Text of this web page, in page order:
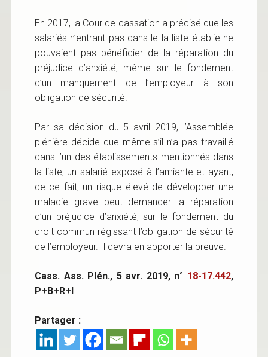
En 2017, la Cour de cassation a précisé que les
salariés n’entrant pas dans le la liste établie ne
pouvaient pas bénéficier de la réparation du
préjudice d’anxiété, même sur le fondement
d’un manquement de l’employeur à son
obligation de sécurité.
Par sa décision du 5 avril 2019, l’Assemblée
plénière décide que même s’il n’a pas travaillé
dans l’un des établissements mentionnés dans
la liste, un salarié exposé à l’amiante et ayant,
de ce fait, un risque élevé de développer une
maladie grave peut demander la réparation
d’un préjudice d’anxiété, sur le fondement du
droit commun régissant l’obligation de sécurité
de l’employeur. Il devra en apporter la preuve.
Cass. Ass. Plén., 5 avr. 2019, n° 18-17.442,
P+B+R+I
Partager :